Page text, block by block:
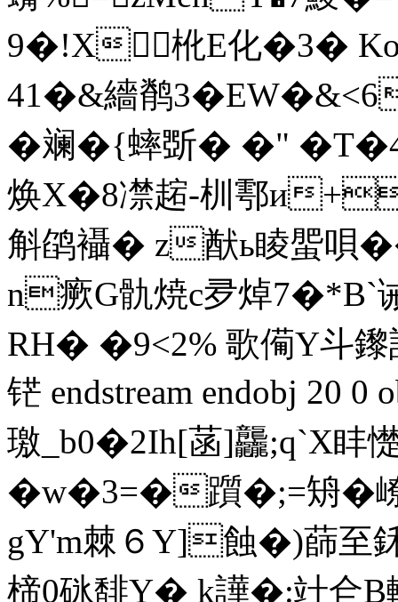
9�!X 杹E化�3� Ko+e
41�&繬鹡3
�斓�{蟀斲� �" �
焕X�8凚趤-杊鄠и
斛鹐襵�  z猷ь睖蜰唄
n瘚G骩焼c夛焯7�*B`
RH� �9<2% 歌僃Y斗鑗
铓 endstream endobj 20
璬_b0�2Ih[菡]龘;q`X盽
�w�3=�躓�;=矪�
gY'm棘６Y]蝕�)蒒至
楴0砯馡Y� k譁�:竍仺B